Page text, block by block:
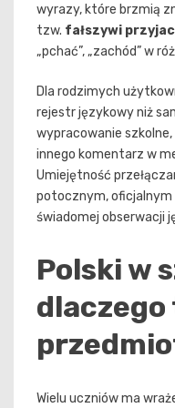
wyrazy, które brzmią
tzw. fałszywi
„pchać”, „zachód” w
Dla rodzimych
rejestr językowy niż
wypracowanie szkolne,
innego komentarz w
Umiejętność
potocznym, oficjalnym
świadomej obserwacji
Polski w
dlaczego
Wielu uczniów ma